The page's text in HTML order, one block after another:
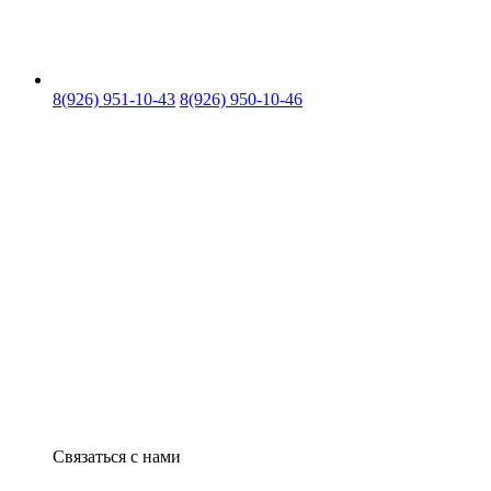
8(926) 951-10-43 8(926) 950-10-46
Связаться с нами